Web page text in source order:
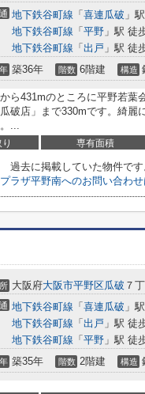
地下鉄谷町線 「 喜連瓜破 」
地下鉄谷町線 「 平野 」駅 徒
地下鉄谷町線 「 出戸 」駅 徒
築36年 階数 6階建 構造
ら431mのところに平野若葉
破店」まで330mです。綺麗
...
専有面積
過去に掲載していた物件です
ラザ平野南へのお問い合わせ
大阪府大阪市平野区瓜破 ７
地下鉄谷町線 「 喜連瓜破 」
地下鉄谷町線 「 出戸 」駅 徒
地下鉄谷町線 「 平野 」駅 徒
築35年 階数 2階建 構造